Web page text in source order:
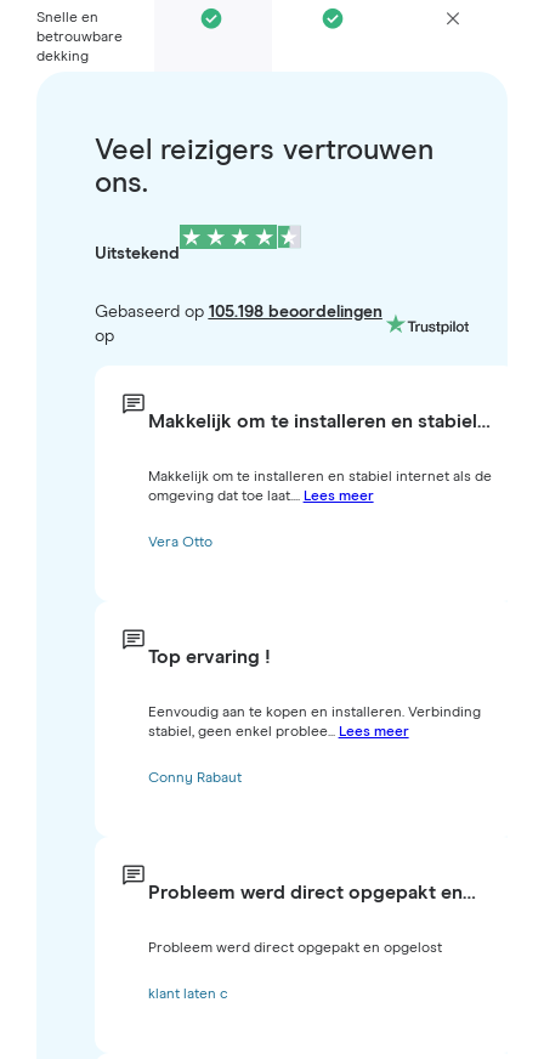
Snelle en
betrouwbare
dekking
Veel reizigers vertrouwen
ons.
Uitstekend
Gebaseerd op 105.198 beoordelingen
op
Makkelijk om te installeren en stabiel…
Makkelijk om te installeren en stabiel internet als de
omgeving dat toe laat.... Lees meer
Vera Otto
Top ervaring !
Eenvoudig aan te kopen en installeren. Verbinding
stabiel, geen enkel problee... Lees meer
Conny Rabaut
Probleem werd direct opgepakt en…
Probleem werd direct opgepakt en opgelost
klant laten c